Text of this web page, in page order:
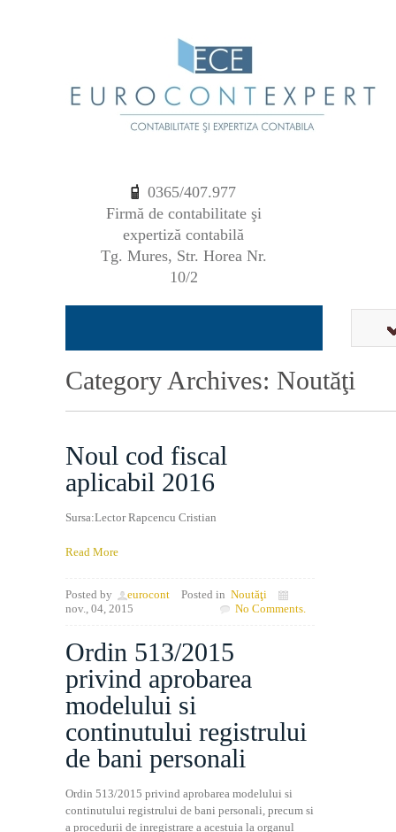
0365/407.977
Firmă de contabilitate şi
expertiză contabilă
Tg. Mures, Str. Horea Nr.
10/2
Category Archives: Noutăţi
Noul cod fiscal
aplicabil 2016
Sursa:Lector Rapcencu Cristian
Read More
Posted by eurocont Posted in Noutăţi
nov., 04, 2015
No Comments.
Ordin 513/2015
privind aprobarea
modelului si
continutului registrului
de bani personali
Ordin 513/2015 privind aprobarea modelului si
continutului registrului de bani personali, precum si
a procedurii de inregistrare a acestuia la organul